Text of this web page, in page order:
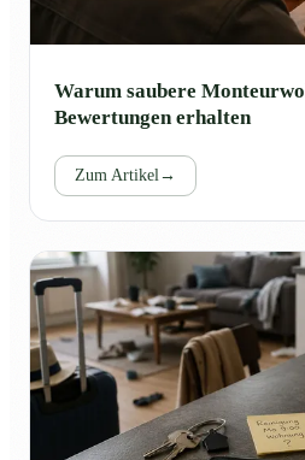
Warum saubere
Bewertungen erhalten
Zum Artikel→